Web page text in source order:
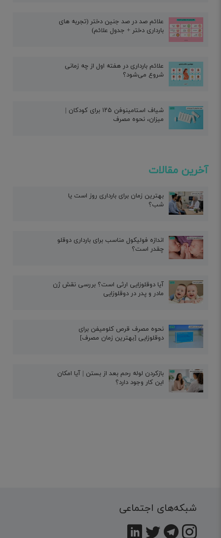
علائم صد در صد جنین دختر (تجربه های
بارداری دختر + جدول علائم)
علائم بارداری در هفته اول از چه زمانی
شروع می‌شود؟
شیاف استامینوفن ۱۲۵ برای کودکان |
میزان، نحوه مصرف
آخرین مقالات
بهترین زمان برای بارداری روز است یا
شب؟
اندازه فولیکول مناسب برای بارداری دوقلو
چقدر است؟
آیا دوقلوزایی ارثی است؟ بررسی نقش ژن
مادر و پدر در دوقلوزایی
نحوه مصرف قرص کلومیفن برای
دوقلوزایی [بهترین زمان مصرف]
بازکردن لوله رحم بعد از بستن | آیا امکان
این کار وجود دارد؟
شبکه‌های اجتماعی